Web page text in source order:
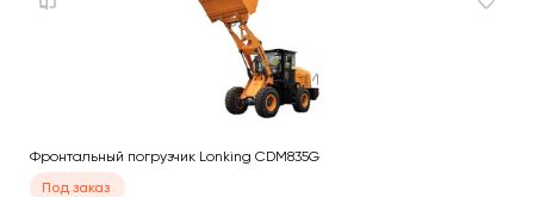
Фронтальный погрузчик Lonking CDM835G
Под заказ